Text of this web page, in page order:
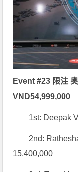
Event #23 限注
VND54,999,000
1st: Deepak
2nd:
15,400,000